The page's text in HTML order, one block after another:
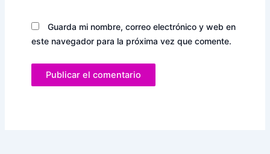
Guarda mi nombre, correo electrónico y web en
este navegador para la próxima vez que comente.